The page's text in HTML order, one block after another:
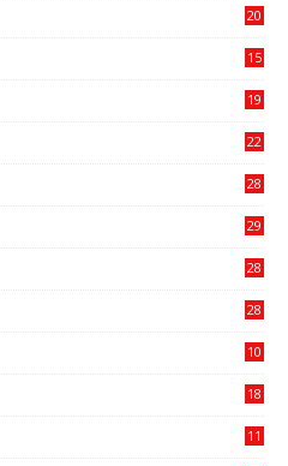
20
15
19
22
28
29
28
28
10
18
11